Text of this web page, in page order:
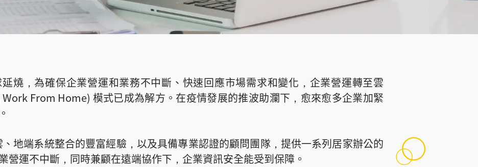
燒，為確保企業營運和業務不中斷、快速回應市場需求和變化，企業營運轉至雲
From Home) 模式已成為解方。在疫情發展的推波助瀾下，愈來愈多企業加緊
地端系統整合的豐富經驗，以及具備專業認證的顧問團隊，提供一系列居家辦公的
營運不中斷，同時兼顧在遠端協作下，企業資訊安全能受到保障。